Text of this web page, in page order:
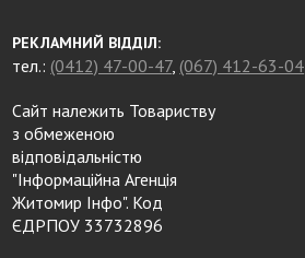
РЕКЛАМНИЙ ВІДДІЛ:
тел.: (0412) 47-00-47, (067) 412-63-04
Сайт належить Товариству
з обмеженою
відповідальністю
"Інформаційна Агенція
Житомир Інфо". Код
ЄДРПОУ 33732896